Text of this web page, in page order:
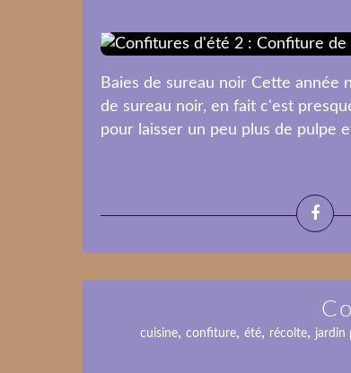
Baies de sureau noir Cette année
de sureau noir, en fait c'est
pour laisser un peu plus de pulpe
cuisine, confiture, été, récolte, jardin